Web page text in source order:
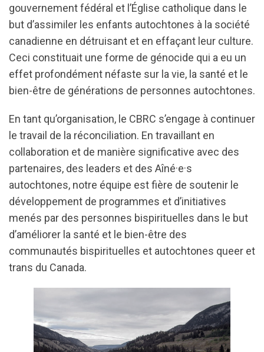
gouvernement fédéral et l’Église catholique dans le
but d’assimiler les enfants autochtones à la société
canadienne en détruisant et en effaçant leur culture.
Ceci constituait une forme de génocide qui a eu un
effet profondément néfaste sur la vie, la santé et le
bien-être de générations de personnes autochtones.
En tant qu’organisation, le CBRC s’engage à continuer
le travail de la réconciliation. En travaillant en
collaboration et de manière significative avec des
partenaires, des leaders et des Aîné·e·s
autochtones, notre équipe est fière de soutenir le
développement de programmes et d’initiatives
menés par des personnes bispirituelles dans le but
d’améliorer la santé et le bien-être des
communautés bispirituelles et autochtones queer et
trans du Canada.